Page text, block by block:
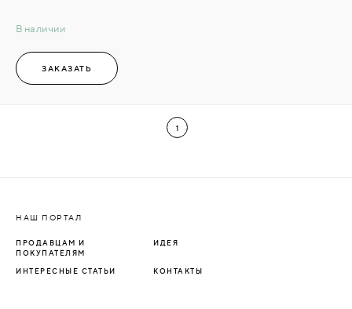
В наличии
ЗАКАЗАТЬ
1
НАШ ПОРТАЛ
ПРОДАВЦАМ И
ПОКУПАТЕЛЯМ
ИДЕЯ
ИНТЕРЕСНЫЕ СТАТЬИ КОНТАКТЫ